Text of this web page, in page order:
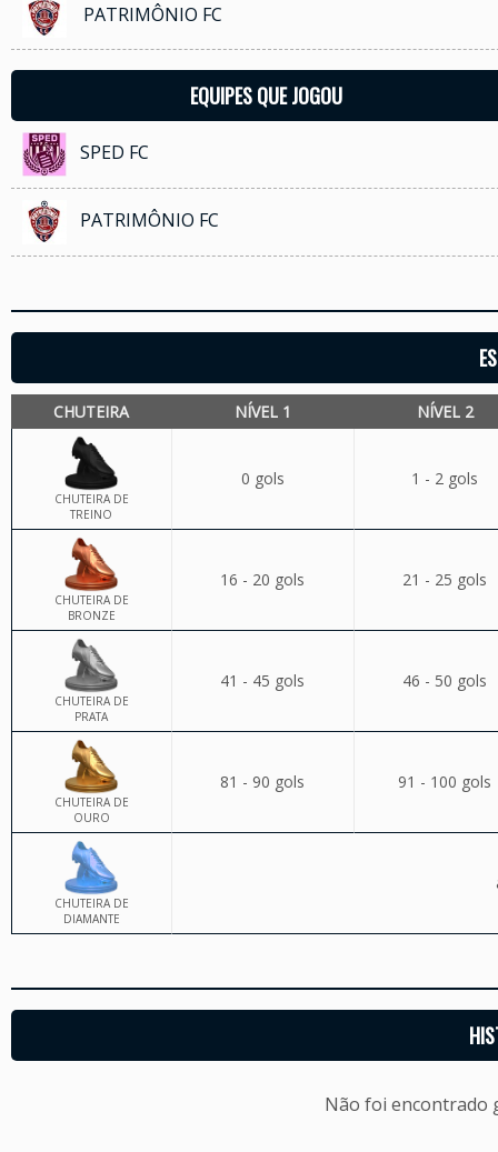
PATRIMÔNIO FC
EQUIPES QUE JOGOU
SPED FC
PATRIMÔNIO FC
CHUTEIRA NÍVEL 1 NÍVEL 2
CHUTEIRA DE
TREINO
0 gols 1 - 2 gols
CHUTEIRA DE
BRONZE
16 - 20 gols 21 - 25 gols
CHUTEIRA DE
PRATA
41 - 45 gols 46 - 50 gols
CHUTEIRA DE
OURO
81 - 90 gols 91 - 100 gols
CHUTEIRA DE
DIAMANTE
Não foi encontrado